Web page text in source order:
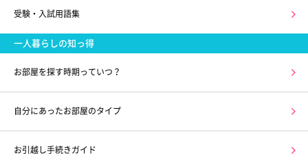
受験・入試用語集
一人暮らしの知っ得
お部屋を探す時期っていつ？
自分にあったお部屋のタイプ
お引越し手続きガイド